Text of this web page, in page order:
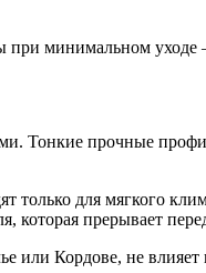
при минимальном
прочные
только для мягкого
прерывает
Кордове, не